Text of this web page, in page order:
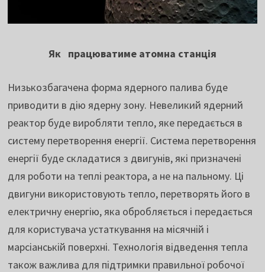
Як працюватиме атомна станція
Низькозбагачена форма ядерного палива буде
приводити в дію ядерну зону. Невеликий ядерний
реактор буде виробляти тепло, яке передається в
систему перетворення енергії. Система перетворення
енергії буде складатися з двигунів, які призначені
для роботи на теплі реактора, а не на пальному. Ці
двигуни використовують тепло, перетворять його в
електричну енергію, яка обробляється і передається
для користувача устаткування на місячній і
марсіанській поверхні. Технологія відведення тепла
також важлива для підтримки правильної робочої